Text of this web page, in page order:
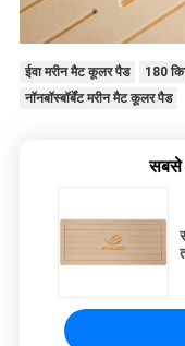
ईवा मरीन मैट कूलर पैड
180
नॉनबॉस्बॉर्बेंट मरीन मैट कूलर पैड
सबसे